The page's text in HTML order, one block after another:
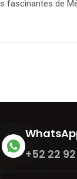
de
+52 22